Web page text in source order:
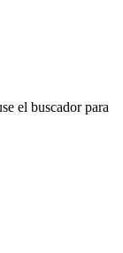
el buscador para